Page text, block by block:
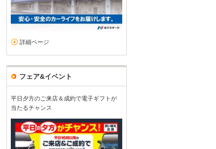
詳細ページ
フェア&イベント
平日夕方のご来店＆成約で電子ギフトが
当たるチャンス